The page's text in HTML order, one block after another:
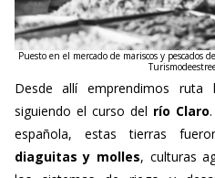
Puesto en el mercado de mariscos y pescados
Desde allí emprendimos
española, estas tierras
diaguitas y molles
, culturas
los sistemas de riego y
vinculada al firmamento.